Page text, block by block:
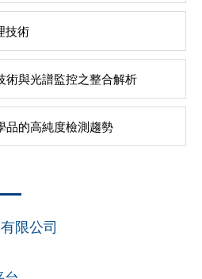
技術
術與光譜監控之整合解析
品的高純度檢測趨勢
限公司